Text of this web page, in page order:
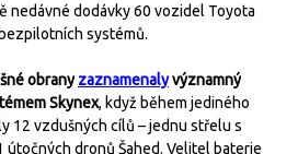
nedávné dodávky 60 vozidel Toyota
systémů.
obranyzaznamenalyvýznamný
Skynex, když během jediného
12 vzdušných cílů – jednu střelu s
útočných dronů Šahed. Velitel baterie